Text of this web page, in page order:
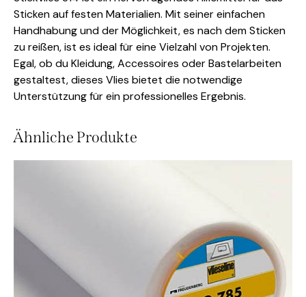
Sticken auf festen Materialien. Mit seiner einfachen
Handhabung und der Möglichkeit, es nach dem Sticken
zu reißen, ist es ideal für eine Vielzahl von Projekten.
Egal, ob du Kleidung, Accessoires oder Bastelarbeiten
gestaltest, dieses Vlies bietet die notwendige
Unterstützung für ein professionelles Ergebnis.
Ähnliche Produkte